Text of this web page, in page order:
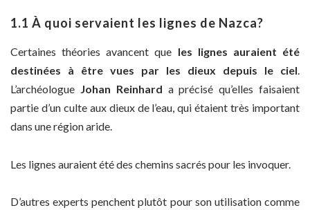
1.1 À quoi servaient les lignes de Nazca?
Certaines théories avancent que les lignes auraient été
destinées à être vues par les dieux depuis le ciel.
L’archéologue Johan Reinhard a précisé qu’elles faisaient
partie d’un culte aux dieux de l’eau, qui étaient très important
dans une région aride.
Les lignes auraient été des chemins sacrés pour les invoquer.
D’autres experts penchent plutôt pour son utilisation comme